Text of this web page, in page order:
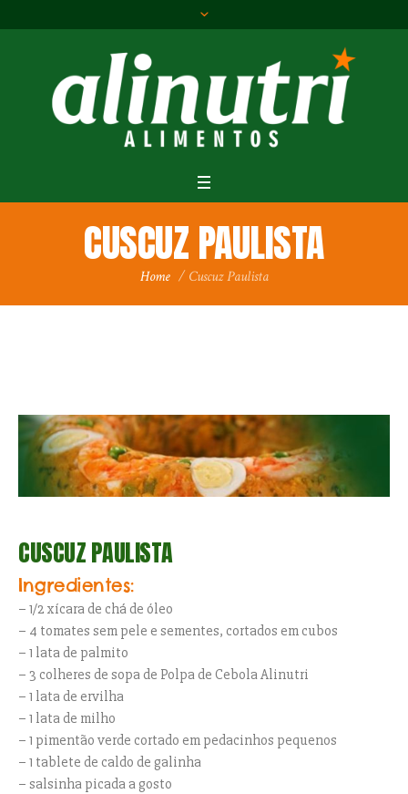
CUSCUZ PAULISTA
Home /Cuscuz Paulista
CUSCUZ PAULISTA
Ingredientes:
– 1/2 xícara de chá de óleo
– 4 tomates sem pele e sementes, cortados em cubos
– 1 lata de palmito
– 3 colheres de sopa de Polpa de Cebola Alinutri
– 1 lata de ervilha
– 1 lata de milho
– 1 pimentão verde cortado em pedacinhos pequenos
– 1 tablete de caldo de galinha
– salsinha picada a gosto